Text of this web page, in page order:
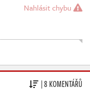
Nahlásit chybu
| 8 KOMENTÁŘŮ